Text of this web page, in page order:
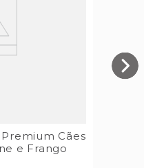
Premium Cães
e Frango